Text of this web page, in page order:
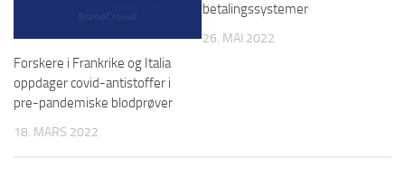
Forskere i Frankrike og Italia
oppdager covid-antistoffer i
pre-pandemiske blodprøver
18. MARS 2022
betalingssystemer
26. MAI 2022